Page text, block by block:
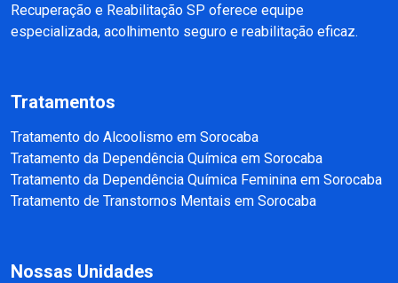
Recuperação e Reabilitação SP oferece equipe
especializada, acolhimento seguro e reabilitação eficaz.
Tratamentos
Tratamento do Alcoolismo em Sorocaba
Tratamento da Dependência Química em Sorocaba
Tratamento da Dependência Química Feminina em Sorocaba
Tratamento de Transtornos Mentais em Sorocaba
Nossas Unidades